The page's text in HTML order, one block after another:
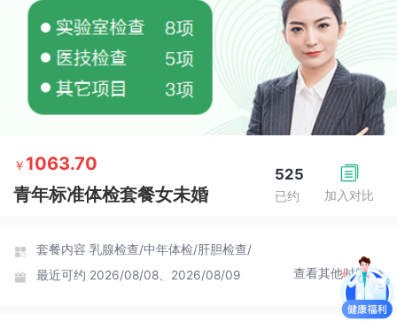
加入对比
525
已约
￥ 1063.70
青年标准体检套餐女未婚
套餐内容 乳腺检查/中年体检/肝胆检查/
最近可约 2026/08/08、2026/08/09 查看其他时间